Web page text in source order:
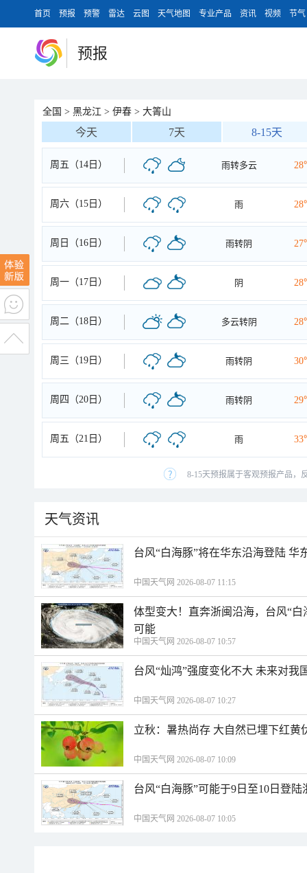
首页 预报 预警 雷达 云图 天气地图 专业产品 资讯 视频 节气
预报
全国 > 黑龙江 > 伊春 > 大箐山
今天 7天 8-15天
周五（14日） 雨转多云
周六（15日） 雨
周日（16日） 雨转阴
周一（17日） 阴
周二（18日） 多云转阴
周三（19日） 雨转阴
周四（20日） 雨转阴
周五（21日） 雨
8-15天预报属于客观预报产品，
天气资讯
台风“白海豚”将在华东沿海登陆 华
中国天气网 2026-08-07 11:15
体型变大！直奔浙闽沿海，台风“
可能
中国天气网 2026-08-07 10:57
台风“灿鸿”强度变化不大 未来对我
中国天气网 2026-08-07 10:27
立秋：暑热尚存 大自然已埋下红黄
中国天气网 2026-08-07 10:09
台风“白海豚”可能于9日至10日登陆
中国天气网 2026-08-07 10:05